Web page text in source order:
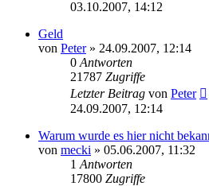
03.10.2007, 14:12
Geld
von Peter» 24.09.2007, 12:14
0 Antworten
21787 Zugriffe
Letzter Beitrag von Peter
24.09.2007, 12:14
Warum wurde es hier nicht
von mecki » 05.06.2007, 11:32
1 Antworten
17800 Zugriffe